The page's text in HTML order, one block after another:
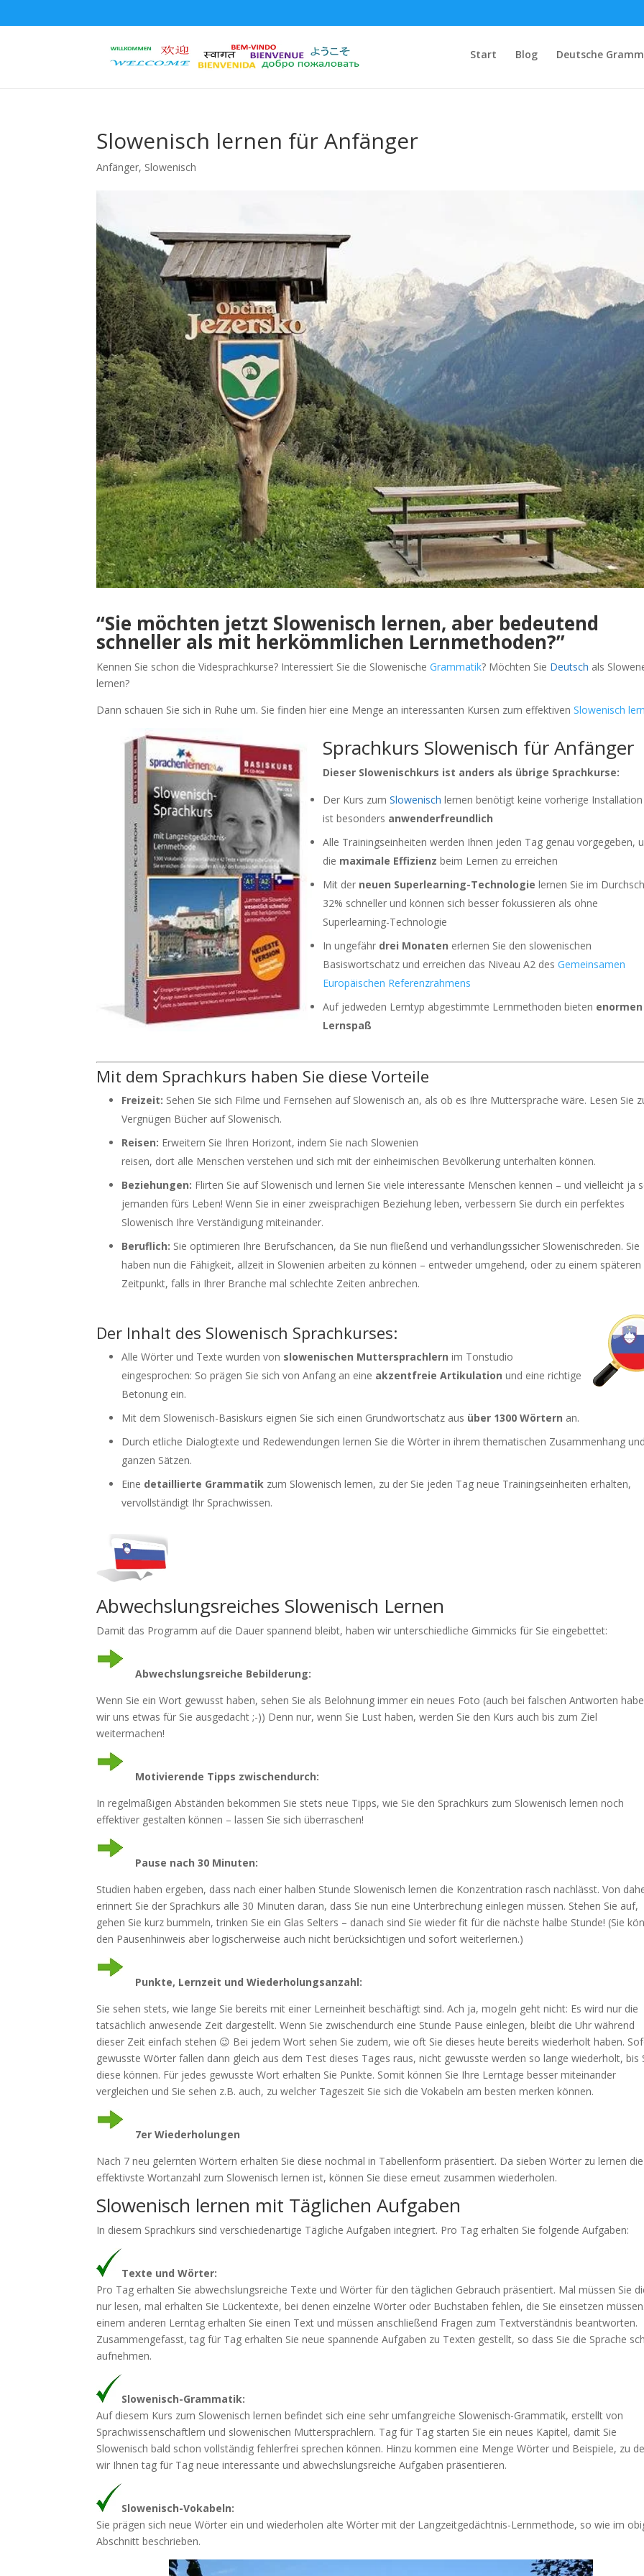
Start Blog Deutsche
Slowenisch lernen für Anfänger
Anfänger, Slowenisch
“Sie möchten jetzt Slowenisch lernen, aber bedeutend
schneller als mit herkömmlichen Lernmethoden?”
Kennen Sie schon die Videsprachkurse? Interessiert Sie die SlowenischeGrammatik? Möchten Sie Deutsch als
lernen?
Dann schauen Sie sich in Ruhe um. Sie finden hier eine Menge an interessanten Kursen zum effektivenSlowenisch
Sprachkurs Slowenisch für Anfänger
Dieser Slowenischkurs ist anders als übrige Sprachkurse:
Der Kurs zumSlowenisch lernen benötigt keine vorherige
ist besonders anwenderfreundlich
Alle Trainingseinheiten werden Ihnen jeden Tag genau vorgegeben,
die maximale Effizienz beim Lernen zu erreichen
Mit der neuen Superlearning-Technologie lernen Sie im
32% schneller und können sich besser fokussieren als ohne
Superlearning-Technologie
In ungefähr drei Monaten erlernen Sie den slowenischen
Basiswortschatz und erreichen das Niveau A2 desGemeinsamen
Europäischen Referenzrahmens
Auf jedweden Lerntyp abgestimmte Lernmethoden bieten enormen
Lernspaß
Mit dem Sprachkurs haben Sie diese Vorteile
Freizeit: Sehen Sie sich Filme und Fernsehen auf Slowenisch an, als ob es Ihre Muttersprache wäre. Lesen Sie
Vergnügen Bücher auf Slowenisch.
Reisen: Erweitern Sie Ihren Horizont, indem Sie nach Slowenien
reisen, dort alle Menschen verstehen und sich mit der einheimischen Bevölkerung unterhalten können.
Beziehungen: Flirten Sie auf Slowenisch und lernen Sie viele interessante Menschen kennen – und vielleicht ja
jemanden fürs Leben! Wenn Sie in einer zweisprachigen Beziehung leben, verbessern Sie durch ein perfektes
Slowenisch Ihre Verständigung miteinander.
Beruflich: Sie optimieren Ihre Berufschancen, da Sie nun fließend und verhandlungssicher Slowenischreden. Sie
haben nun die Fähigkeit, allzeit in Slowenien arbeiten zu können – entweder umgehend, oder zu einem späteren
Zeitpunkt, falls in Ihrer Branche mal schlechte Zeiten anbrechen.
Der Inhalt des Slowenisch Sprachkurses:
Alle Wörter und Texte wurden von slowenischen Muttersprachlern im Tonstudio
eingesprochen: So prägen Sie sich von Anfang an eine akzentfreie Artikulation und eine richtige
Betonung ein.
Mit dem Slowenisch-Basiskurs eignen Sie sich einen Grundwortschatz aus über 1300 Wörtern an.
Durch etliche Dialogtexte und Redewendungen lernen Sie die Wörter in ihrem thematischen Zusammenhang
ganzen Sätzen.
Eine detaillierte Grammatik zum Slowenisch lernen, zu der Sie jeden Tag neue Trainingseinheiten erhalten,
vervollständigt Ihr Sprachwissen.
Abwechslungsreiches Slowenisch Lernen
Damit das Programm auf die Dauer spannend bleibt, haben wir unterschiedliche Gimmicks für Sie eingebettet:
Abwechslungsreiche Bebilderung:
Wenn Sie ein Wort gewusst haben, sehen Sie als Belohnung immer ein neues Foto (auch bei falschen Antworten
wir uns etwas für Sie ausgedacht ;-)) Denn nur, wenn Sie Lust haben, werden Sie den Kurs auch bis zum Ziel
weitermachen!
Motivierende Tipps zwischendurch:
In regelmäßigen Abständen bekommen Sie stets neue Tipps, wie Sie den Sprachkurs zum Slowenisch lernen noch
effektiver gestalten können – lassen Sie sich überraschen!
Pause nach 30 Minuten:
Studien haben ergeben, dass nach einer halben Stunde Slowenisch lernen die Konzentration rasch nachlässt. Von
erinnert Sie der Sprachkurs alle 30 Minuten daran, dass Sie nun eine Unterbrechung einlegen müssen. Stehen Sie auf,
gehen Sie kurz bummeln, trinken Sie ein Glas Selters – danach sind Sie wieder fit für die nächste halbe Stunde! (Sie
den Pausenhinweis aber logischerweise auch nicht berücksichtigen und sofort weiterlernen.)
Punkte, Lernzeit und Wiederholungsanzahl:
Sie sehen stets, wie lange Sie bereits mit einer Lerneinheit beschäftigt sind. Ach ja, mogeln geht nicht: Es wird nur die
tatsächlich anwesende Zeit dargestellt. Wenn Sie zwischendurch eine Stunde Pause einlegen, bleibt die Uhr während
dieser Zeit einfach stehen 😉 Bei jedem Wort sehen Sie zudem, wie oft Sie dieses heute bereits wiederholt haben.
gewusste Wörter fallen dann gleich aus dem Test dieses Tages raus, nicht gewusste werden so lange wiederholt, bis
diese können. Für jedes gewusste Wort erhalten Sie Punkte. Somit können Sie Ihre Lerntage besser miteinander
vergleichen und Sie sehen z.B. auch, zu welcher Tageszeit Sie sich die Vokabeln am besten merken können.
7er Wiederholungen
Nach 7 neu gelernten Wörtern erhalten Sie diese nochmal in Tabellenform präsentiert. Da sieben Wörter zu lernen die
effektivste Wortanzahl zum Slowenisch lernen ist, können Sie diese erneut zusammen wiederholen.
Slowenisch lernen mit Täglichen Aufgaben
In diesem Sprachkurs sind verschiedenartige Tägliche Aufgaben integriert. Pro Tag erhalten Sie folgende Aufgaben:
Texte und Wörter:
Pro Tag erhalten Sie abwechslungsreiche Texte und Wörter für den täglichen Gebrauch präsentiert. Mal müssen Sie
nur lesen, mal erhalten Sie Lückentexte, bei denen einzelne Wörter oder Buchstaben fehlen, die Sie einsetzen
einem anderen Lerntag erhalten Sie einen Text und müssen anschließend Fragen zum Textverständnis beantworten.
Zusammengefasst, tag für Tag erhalten Sie neue spannende Aufgaben zu Texten gestellt, so dass Sie die Sprache
aufnehmen.
Slowenisch-Grammatik:
Auf diesem Kurs zum Slowenisch lernen befindet sich eine sehr umfangreiche Slowenisch-Grammatik, erstellt von
Sprachwissenschaftlern und slowenischen Muttersprachlern. Tag für Tag starten Sie ein neues Kapitel, damit Sie
Slowenisch bald schon vollständig fehlerfrei sprechen können. Hinzu kommen eine Menge Wörter und Beispiele, zu
wir Ihnen tag für Tag neue interessante und abwechslungsreiche Aufgaben präsentieren.
Slowenisch-Vokabeln:
Sie prägen sich neue Wörter ein und wiederholen alte Wörter mit der Langzeitgedächtnis-Lernmethode, so wie im
Abschnitt beschrieben.